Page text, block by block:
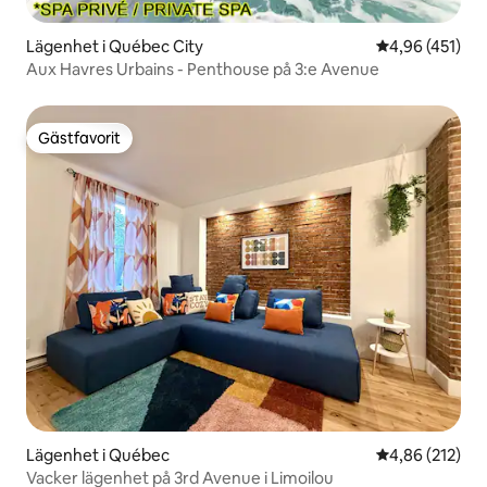
Lägenhet i Québec City 4,96 av 5 i
4,96 (451)
Aux Havres Urbains - Penthouse på 3:e Avenue
Gästfavorit
Gästfavorit
Lägenhet i Québec 4,86 av 5 i
4,86 (212)
Vacker lägenhet på 3rd Avenue i Limoilou